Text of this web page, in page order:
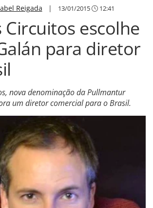
Reigada | 13/01/2015 12:41
Circuitos escolhe
para diretor
nova denominação da Pullmantur
um diretor comercial para o Brasil.